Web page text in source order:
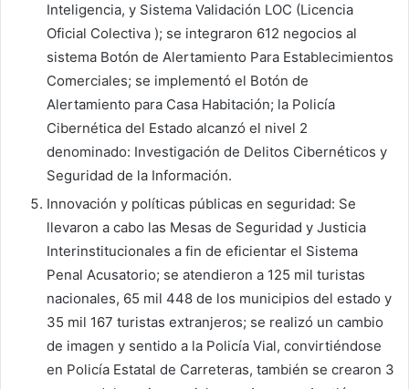
Inteligencia, y Sistema Validación LOC (Licencia
Oficial Colectiva ); se integraron 612 negocios al
sistema Botón de Alertamiento Para Establecimientos
Comerciales; se implementó el Botón de
Alertamiento para Casa Habitación; la Policía
Cibernética del Estado alcanzó el nivel 2
denominado: Investigación de Delitos Cibernéticos y
Seguridad de la Información.
Innovación y políticas públicas en seguridad: Se
llevaron a cabo las Mesas de Seguridad y Justicia
Interinstitucionales a fin de eficientar el Sistema
Penal Acusatorio; se atendieron a 125 mil turistas
nacionales, 65 mil 448 de los municipios del estado y
35 mil 167 turistas extranjeros; se realizó un cambio
de imagen y sentido a la Policía Vial, convirtiéndose
en Policía Estatal de Carreteras, también se crearon 3